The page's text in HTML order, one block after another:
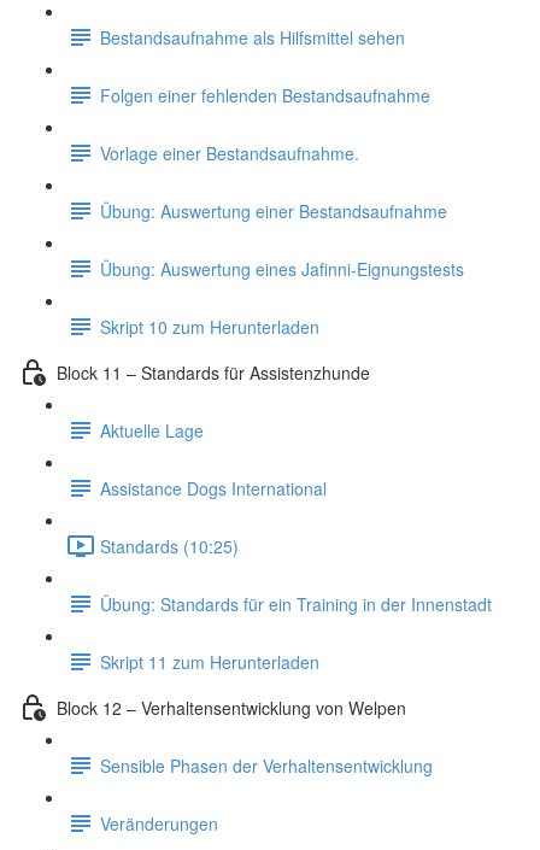
Bestandsaufnahme als Hilfsmittel sehen
Folgen einer fehlenden Bestandsaufnahme
Vorlage einer Bestandsaufnahme.
Übung: Auswertung einer Bestandsaufnahme
Übung: Auswertung eines Jafinni-Eignungstests
Skript 10 zum Herunterladen
Block 11 – Standards für Assistenzhunde
Aktuelle Lage
Assistance Dogs International
Standards (10:25)
Übung: Standards für ein Training in der Innenstadt
Skript 11 zum Herunterladen
Block 12 – Verhaltensentwicklung von Welpen
Sensible Phasen der Verhaltensentwicklung
Veränderungen